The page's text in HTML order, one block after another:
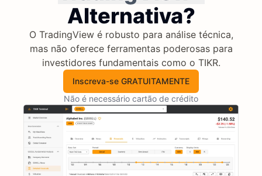
Alternativa?
O TradingView é robusto para análise técnica,
mas não oferece ferramentas poderosas para
investidores fundamentais como o TIKR.
Inscreva-se GRATUITAMENTE
Não é necessário cartão de crédito